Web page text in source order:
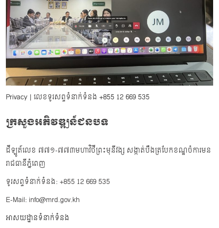
Privacy | លេខទូរសព្ទទំនាក់ទំនង +855 12 669 535
ក្រសួងអភិវឌ្ឍន៍ជនបទ
ដីឡូត៍លេខ ៧៧១-៧៧៣មហាវិថីព្រះមុនីវង្ស សង្កាត់បឹងត្របែកខណ្ឌចំការមន
រាជធានីភ្នំពេញ
ទូរសព្ទទំនាក់ទំនង: +855 12 669 535
E-Mail: info@mrd.gov.kh
អាសយដ្ឋានទំនាក់ទំនង